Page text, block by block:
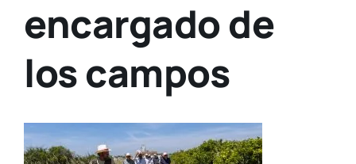
encargado de
los campos